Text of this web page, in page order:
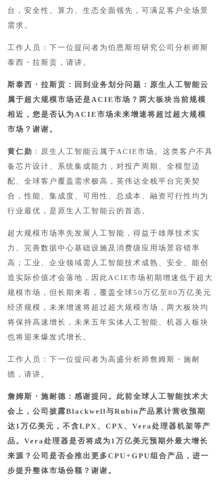
台，安全性、算力、生态全面领先，可满足客户全场景
需求。
工作人员：下一位提问者为伯恩斯坦研究公司分析师斯
泰西・拉斯贡，请讲。
斯泰西・拉斯贡：回到业务划分问题：原生人工智能云
属于超大规模市场还是ACIE市场？两大板块当前规模
相近，您是否认为ACIE市场未来增速将超过超大规模
市场？谢谢。
黄仁勋 ：原生人工智能云属于ACIE市场。这类客户不具
备芯片设计、系统集成能力，对投产周期、全模型适
配、全球客户覆盖需求极高，英伟达全栈平台完美契
合，性能、集成度、可用性、总成本、融资可行性均为
行业最优，是原生人工智能云的首选。
超大规模市场率先发展人工智能，得益于雄厚技术实
力、完善数据中心基础设施及消费级应用场景容错率
高；工业、企业领域需人工智能技术成熟、安全、能创
造实际价值才会落地，因此ACIE市场初期增速低于超大
规模市场，但长期来看，覆盖全球50万亿至80万亿美元
经济规模，未来增速将超过超大规模市场，两大板块均
将保持高速增长，未来五年实体人工智能、机器人板块
也将迎来爆发式增长。
工作人员：下一位提问者为高盛分析师詹姆斯・施耐
德，请讲。
詹姆斯・施耐德：感谢提问。此前全球人工智能技术大
会上，公司披露Blackwell与Rubin产品累计营收预期
达1万亿美元，不含LPX、CPX、Vera处理器机架等产
品。Vera处理器是否将成为1万亿美元预期外最大增长
来源？公司是否会推出更多CPU+GPU组合产品，进一
步提升整体市场份额？谢谢。